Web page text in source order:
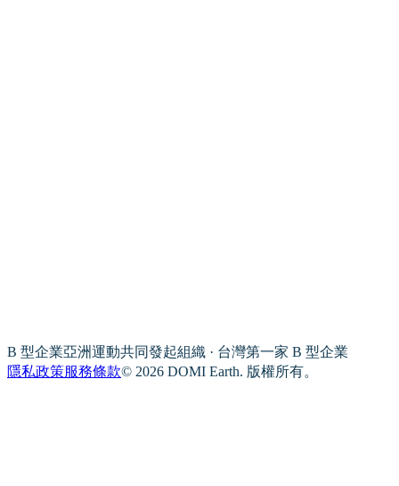
B 型企業亞洲運動共同發起組織 · 台灣第一家 B 型企業
隱私政策服務條款© 2026 DOMI Earth. 版權所有。